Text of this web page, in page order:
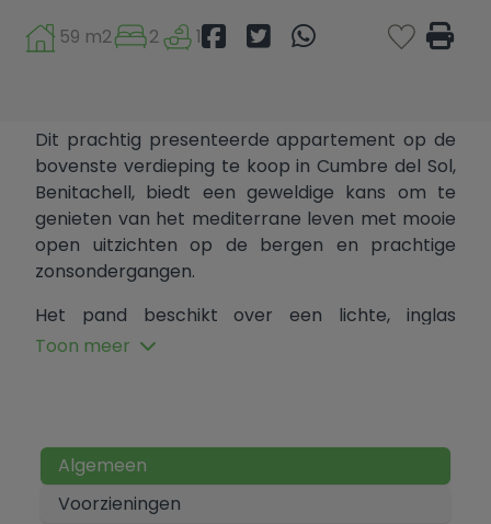
59 m2 2 1
Dit prachtig presenteerde appartement op de
bovenste verdieping te koop in Cumbre del Sol,
Benitachell, biedt een geweldige kans om te
genieten van het mediterrane leven met mooie
open uitzichten op de bergen en prachtige
zonsondergangen.
Het pand beschikt over een lichte, inglas
veranda, die extra leefruimte creëert die het
slaapkamers en een badkamer.
Bewoners profiteren van toegang tot twee
gemeenschappelijke zwembaden; één gelegen
Toon meer
Algemeen
Voorzieningen